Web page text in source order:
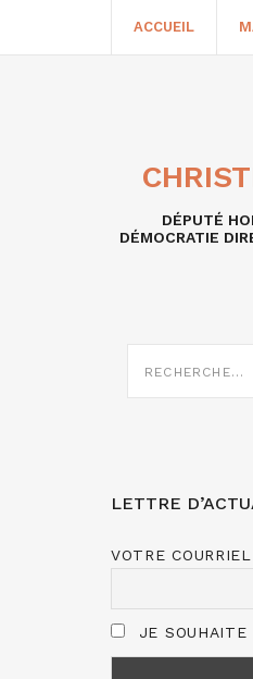
ACCUEIL
DÉPUTÉ
DÉMOCRATIE
SUR
LETTRE
VOTRE COURRIEL
JE SOUHAITE